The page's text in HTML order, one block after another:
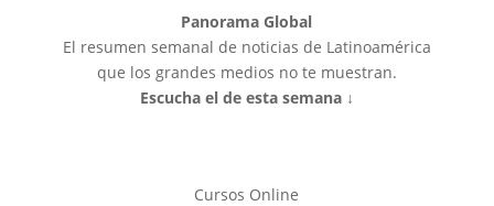
Panorama Global
El resumen semanal de noticias de Latinoamérica
que los grandes medios no te muestran.
Escucha el de esta semana ↓
Cursos Online